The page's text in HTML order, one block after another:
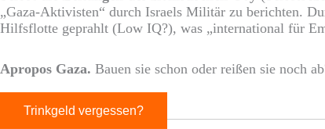
„Gaza-Aktivisten“ durch Israels Militär zu berichten.
Hilfsflotte geprahlt (Low IQ?), was „international für
Apropos Gaza. Bauen sie schon oder reißen sie noch
Trinkgeld vergessen?